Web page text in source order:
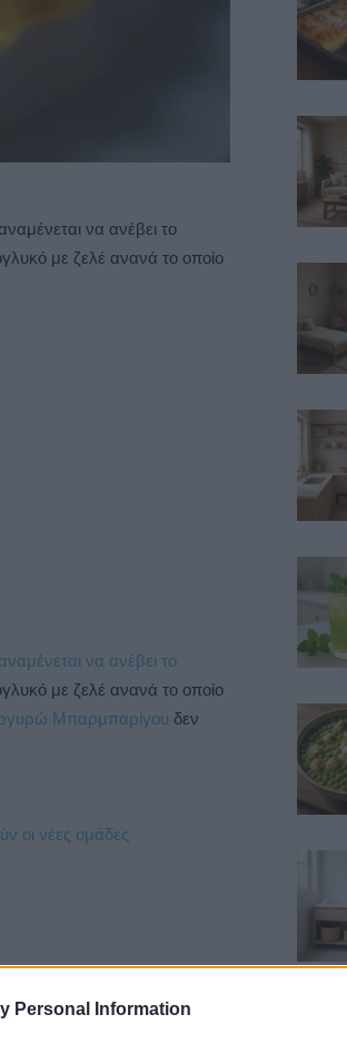
Personal Information
να ανέβει το
με ζελέ ανανά το οποίο
να ανέβει το
με ζελέ ανανά το οποίο
Μπαρμπαρίγου δεν
Έτσι θα